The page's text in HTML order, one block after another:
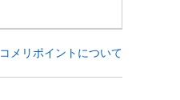
コメリポイントについて